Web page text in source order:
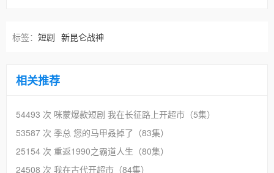
标签： 短剧 新昆仑战神
相关推荐
54493 次 咪蒙爆款短剧 我在长征路上开超市（5集）
53587 次 季总 您的马甲叒掉了（83集）
25154 次 重返1990之霸道人生（80集）
24508 次 我在古代开超市（84集）